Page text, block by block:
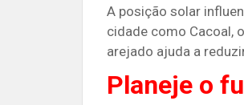
A posição solar
cidade como Cacoal,
arejado ajuda a
Planeje o